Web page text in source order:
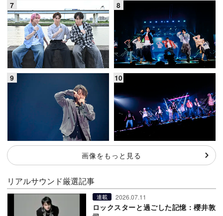
画像をもっと見る
リアルサウンド厳選記事
連載 2026.07.11
ロックスターと過ごした記憶：櫻井敦